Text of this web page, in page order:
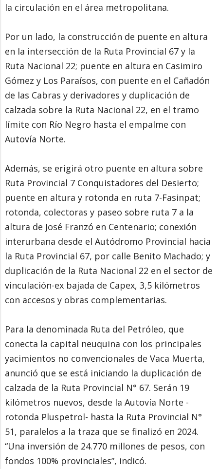
la circulación en el área metropolitana.
Por un lado, la construcción de puente en altura
en la intersección de la Ruta Provincial 67 y la
Ruta Nacional 22; puente en altura en Casimiro
Gómez y Los Paraísos, con puente en el Cañadón
de las Cabras y derivadores y duplicación de
calzada sobre la Ruta Nacional 22, en el tramo
límite con Río Negro hasta el empalme con
Autovía Norte.
Además, se erigirá otro puente en altura sobre
Ruta Provincial 7 Conquistadores del Desierto;
puente en altura y rotonda en ruta 7-Fasinpat;
rotonda, colectoras y paseo sobre ruta 7 a la
altura de José Franzó en Centenario; conexión
interurbana desde el Autódromo Provincial hacia
la Ruta Provincial 67, por calle Benito Machado; y
duplicación de la Ruta Nacional 22 en el sector de
vinculación-ex bajada de Capex, 3,5 kilómetros
con accesos y obras complementarias.
Para la denominada Ruta del Petróleo, que
conecta la capital neuquina con los principales
yacimientos no convencionales de Vaca Muerta,
anunció que se está iniciando la duplicación de
calzada de la Ruta Provincial N° 67. Serán 19
kilómetros nuevos, desde la Autovía Norte -
rotonda Pluspetrol- hasta la Ruta Provincial N°
51, paralelos a la traza que se finalizó en 2024.
“Una inversión de 24.770 millones de pesos, con
fondos 100% provinciales”, indicó.